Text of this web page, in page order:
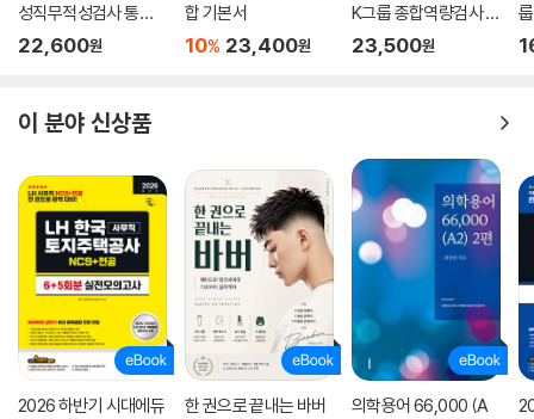
성직무적성검사 통합
기본서 최신기출유형
22,600원
합 기본서
10% 23,400원
K그룹 종합역량검사 통
합 기본서 최신기출유
23,500원
이 분야 신상품
2026 하반기 시대에듀
한 권으로 끝내는 바버
의학용어 66,000 (A